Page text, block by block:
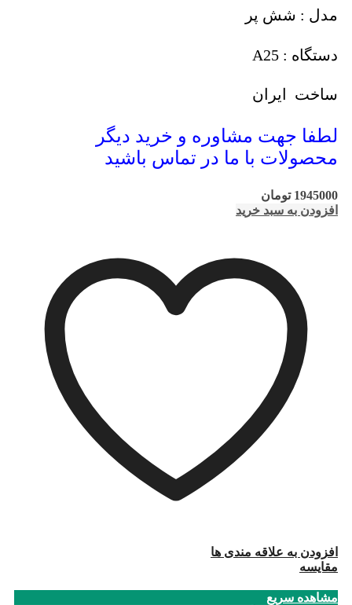
مدل : شش پر
دستگاه : A25
ساخت ایران
لطفا جهت مشاوره و خرید دیگر
محصولات با ما در تماس باشید
1945000 تومان
افزودن به سبد خرید
افزودن به علاقه مندی ها
مقایسه
مشاهده سریع